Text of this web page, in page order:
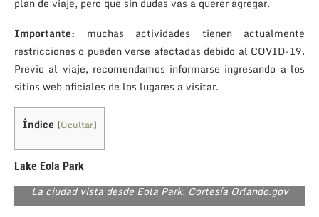
Importante: muchas actividades tienen actualmente
restricciones o pueden verse afectadas debido al COVID-19.
Previo al viaje, recomendamos informarse ingresando a los
sitios web oficiales de los lugares a visitar.
Índice [Ocultar]
Lake Eola Park
La ciudad vista desde Eola Park. Cortesía Orlando.gov